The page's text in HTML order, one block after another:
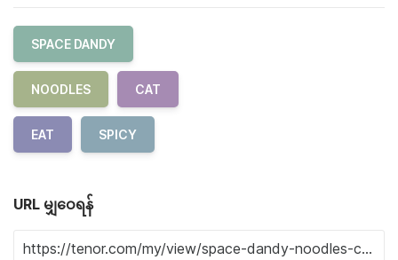
SPACE DANDY
NOODLES CAT
EAT SPICY
URL မျှဝေရန်